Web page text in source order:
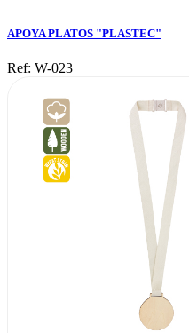
APOYA PLATOS "PLASTEC"
Ref: W-023